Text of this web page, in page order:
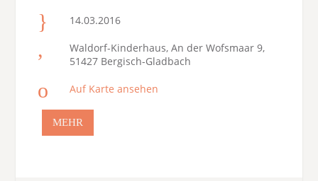
14.03.2016
Waldorf-Kinderhaus, An der Wofsmaar 9,
51427 Bergisch-Gladbach
Auf Karte ansehen
MEHR